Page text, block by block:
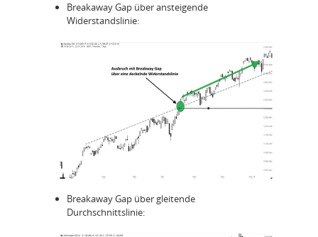
Breakaway Gap über ansteigende
Widerstandslinie:
Breakaway Gap über gleitende
Durchschnittslinie: